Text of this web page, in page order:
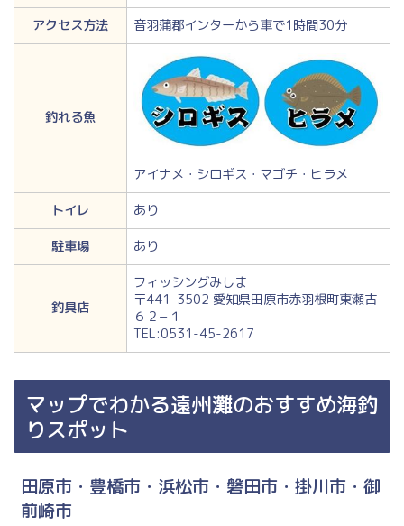
アクセス方法
音羽蒲郡インターから車で1時間30分
釣れる魚
アイナメ・シロギス・マゴチ・ヒラメ
トイレ
あり
駐車場
あり
釣具店
フィッシングみしま
〒441-3502 愛知県田原市赤羽根町東瀬古
６２−１
TEL:0531-45-2617
マップでわかる遠州灘のおすすめ海釣
りスポット
田原市・豊橋市・浜松市・磐田市・掛川市・御
前崎市